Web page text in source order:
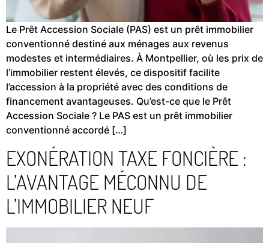
Le Prêt Accession Sociale (PAS) est un prêt immobilier
conventionné destiné aux ménages aux revenus
modestes et intermédiaires. À Montpellier, où les prix de
l’immobilier restent élevés, ce dispositif facilite
l’accession à la propriété avec des conditions de
financement avantageuses. Qu’est-ce que le Prêt
Accession Sociale ? Le PAS est un prêt immobilier
conventionné accordé […]
EXONÉRATION TAXE FONCIÈRE :
L’AVANTAGE MÉCONNU DE
L’IMMOBILIER NEUF